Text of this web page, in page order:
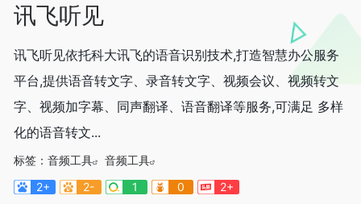
讯飞听见
讯飞听见依托科大讯飞的语音识别技术,打造智慧办公服务
平台,提供语音转文字、录音转文字、视频会议、视频转文
字、视频加字幕、同声翻译、语音翻译等服务,可满足 多样
化的语音转文...
标签： 音频工具
音频工具
2+
2- 1 0 2+